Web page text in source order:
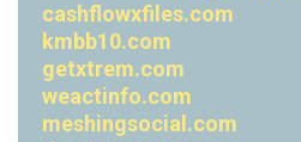
cashflowxfiles.com
kmbb10.com
getxtrem.com
weactinfo.com
meshingsocial.com